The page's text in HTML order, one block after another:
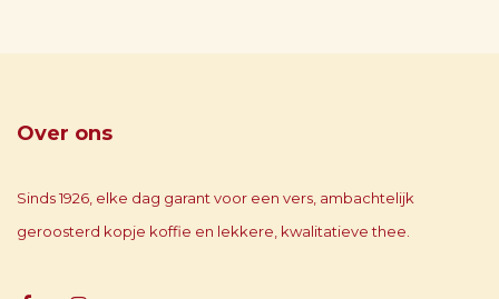
Over ons
Sinds 1926, elke dag garant voor een vers, ambachtelijk
geroosterd kopje koffie en lekkere, kwalitatieve thee.